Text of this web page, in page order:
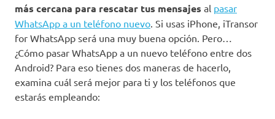
más cercana para rescatar tus mensajes al pasar
WhatsApp a un teléfono nuevo . Si usas iPhone, iTransor
for WhatsApp será una muy buena opción. Pero…
¿Cómo pasar WhatsApp a un nuevo teléfono entre dos
Android? Para eso tienes dos maneras de hacerlo,
examina cuál será mejor para ti y los teléfonos que
estarás empleando: